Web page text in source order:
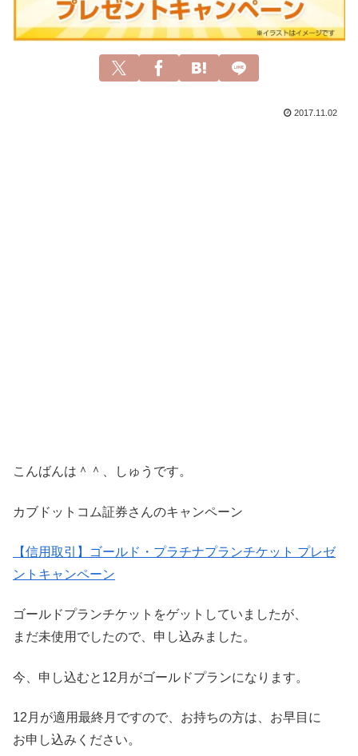
2017.11.02
こんばんは＾＾、しゅうです。
カブドットコム証券さんのキャンペーン
【信用取引】ゴールド・プラチナプランチケット プレゼ
ントキャンペーン
ゴールドプランチケットをゲットしていましたが、
まだ未使用でしたので、申し込みました。
今、申し込むと12月がゴールドプランになります。
12月が適用最終月ですので、お持ちの方は、お早目に
お申し込みください。